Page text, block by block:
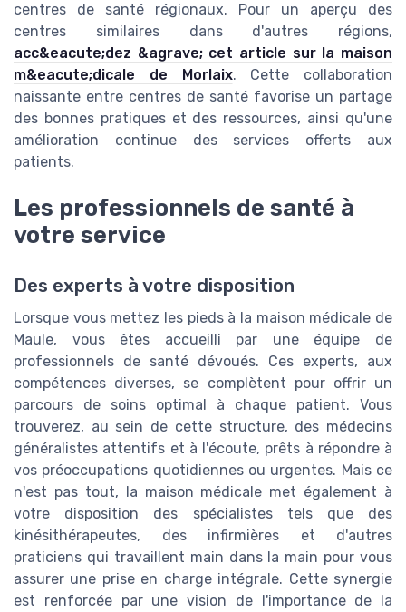
centres de santé régionaux. Pour un aperçu des
centres similaires dans d'autres régions,
acc&eacute;dez &agrave; cet article sur la maison
m&eacute;dicale de Morlaix. Cette collaboration
naissante entre centres de santé favorise un partage
des bonnes pratiques et des ressources, ainsi qu'une
amélioration continue des services offerts aux
patients.
Les professionnels de santé à
votre service
Des experts à votre disposition
Lorsque vous mettez les pieds à la maison médicale de
Maule, vous êtes accueilli par une équipe de
professionnels de santé dévoués. Ces experts, aux
compétences diverses, se complètent pour offrir un
parcours de soins optimal à chaque patient. Vous
trouverez, au sein de cette structure, des médecins
généralistes attentifs et à l'écoute, prêts à répondre à
vos préoccupations quotidiennes ou urgentes. Mais ce
n'est pas tout, la maison médicale met également à
votre disposition des spécialistes tels que des
kinésithérapeutes, des infirmières et d'autres
praticiens qui travaillent main dans la main pour vous
assurer une prise en charge intégrale. Cette synergie
est renforcée par une vision de l'importance de la